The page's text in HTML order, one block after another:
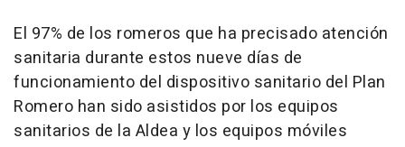
El 97% de los romeros que ha precisado atención
sanitaria durante estos nueve días de
funcionamiento del dispositivo sanitario del Plan
Romero han sido asistidos por los equipos
sanitarios de la Aldea y los equipos móviles